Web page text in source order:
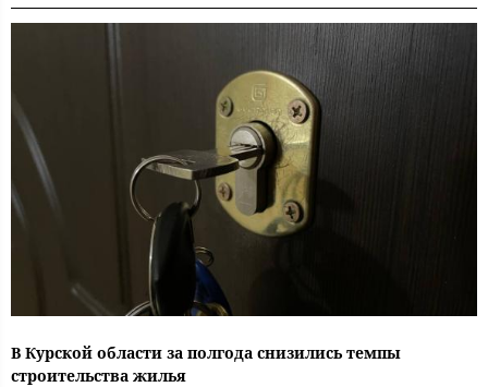
В Курской области за полгода снизились темпы
строительства жилья